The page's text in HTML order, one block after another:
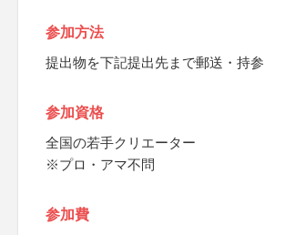
参加方法
提出物を下記提出先まで郵送・持参
参加資格
全国の若手クリエーター
※プロ・アマ不問
参加費